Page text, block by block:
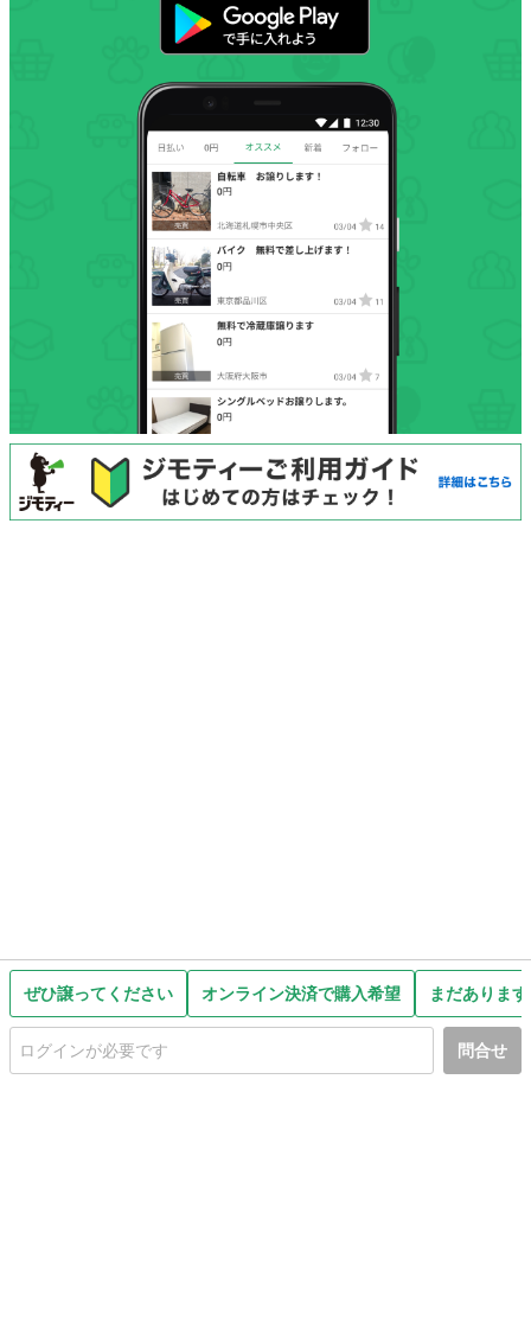
ぜひ譲ってください オンライン決済で購入希望 まだありま
問合せ